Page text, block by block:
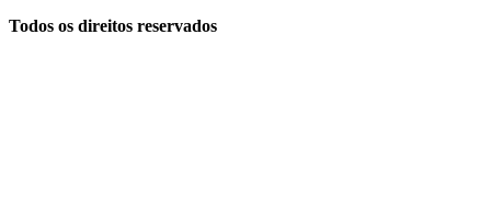
Todos os direitos reservados